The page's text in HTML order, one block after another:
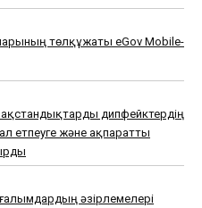
төлқұжаты eGov Mobile-
дипфейктердің
етпеуге және ақпаратты
әзірлемелері